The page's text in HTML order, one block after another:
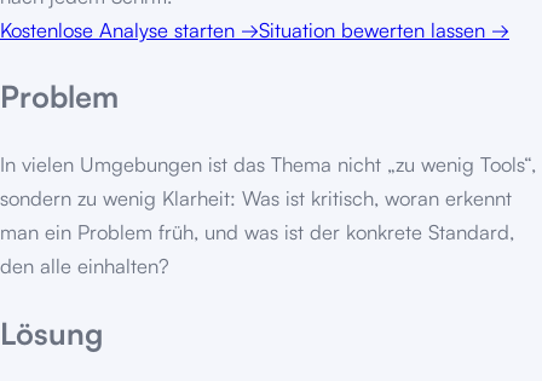
Kostenlose Analyse starten →Situation bewerten lassen →
Problem
In vielen Umgebungen ist das Thema nicht „zu wenig Tools“,
sondern zu wenig Klarheit: Was ist kritisch, woran erkennt
man ein Problem früh, und was ist der konkrete Standard,
den alle einhalten?
Lösung